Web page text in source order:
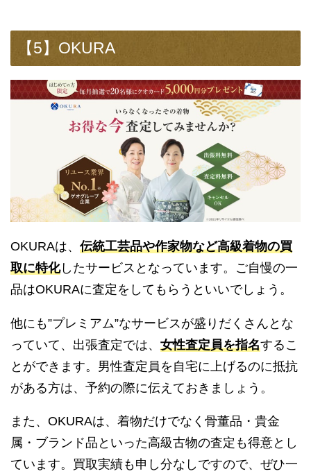
【5】OKURA
OKURAは、 伝統工芸品や作家物など高級着物の買
取に特化したサービスとなっています。ご自慢の一
品はOKURAに査定をしてもらうといいでしょう。
他にも”プレミアム”なサービスが盛りだくさんとな
っていて、出張査定では、 女性査定員を指名するこ
とができます。男性査定員を自宅に上げるのに抵抗
がある方は、予約の際に伝えておきましょう。
また、OKURAは、着物だけでなく骨董品・貴金
属・ブランド品といった高級古物の査定も得意とし
ています。買取実績も申し分なしですので、ぜひ一